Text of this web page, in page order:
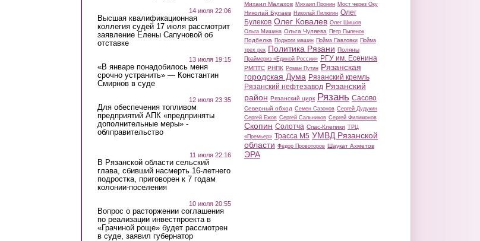
14 июля 22:06
Высшая квалификационная
коллегия судей 17 июля рассмотрит
заявление Елены Сапуновой об
отставке
13 июля 19:15
«В январе понадобилось меня
срочно устранить» — Константин
Смирнов в суде
12 июля 23:35
Для обеспечения топливом
предприятий АПК «предприняты
дополнительные меры» -
облправительство
11 июля 22:16
В Рязанской области сельский
глава, сбивший насмерть 16-летнего
подростка, приговорен к 7 годам
колонии-поселения
10 июля 20:55
Вопрос о расторжении соглашения
по реализации инвестпроекта в
«Грачиной роще» будет рассмотрен
в суде, заявил губернатор
Михаил Малахов Михаил Пронин Мост через Оку
Николай Булаев Николай Пилюгин Олег
Булеков Олег Ковалев Олег Шишов
Ольга Мишина Ольга Чуляева Петр Пыленок
Подбелка Поджоги машин Пойма Павловки Пойма
трех рек Политика Рязани Поляны
Праймериз «Единой России» РГУ им. Есенина
РМПТС РНПК Роман Путин Рязанская
городская Дума Рязанский кремль
Рязанский нефтезавод Рязанский
район Рязанский цирк Рязань Сасово
Северный обход Семен Сазонов Сергей Дудукин
Сергей Ежов Сергей Сальников Сергей Филимонов
Скопин Солотча Спас-Клепики ТРЦ
«Премьер» Трасса М5 УМВД Рязанской
области Федор Провоторов Шаукат Ахметов
ЭРА